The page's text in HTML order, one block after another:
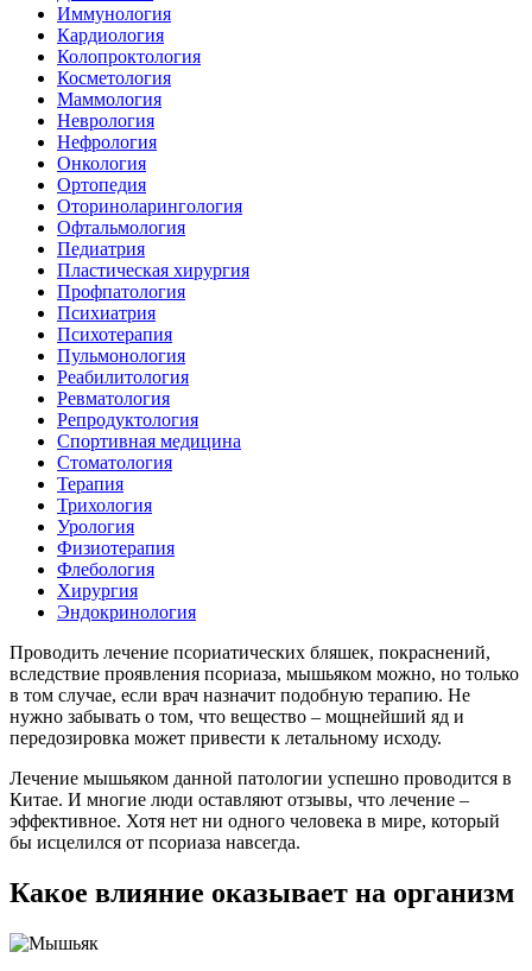
Иммунология
Кардиология
Колопроктология
Косметология
Маммология
Неврология
Нефрология
Онкология
Ортопедия
Оториноларингология
Офтальмология
Педиатрия
Пластическая хирургия
Профпатология
Психиатрия
Психотерапия
Пульмонология
Реабилитология
Ревматология
Репродуктология
Спортивная медицина
Стоматология
Терапия
Трихология
Урология
Физиотерапия
Флебология
Хирургия
Эндокринология
Проводить лечение псориатических бляшек, покраснений,
вследствие проявления псориаза, мышьяком можно, но только
в том случае, если врач назначит подобную терапию. Не
нужно забывать о том, что вещество – мощнейший яд и
передозировка может привести к летальному исходу.
Лечение мышьяком данной патологии успешно проводится в
Китае. И многие люди оставляют отзывы, что лечение –
эффективное. Хотя нет ни одного человека в мире, который
бы исцелился от псориаза навсегда.
Какое влияние оказывает на организм